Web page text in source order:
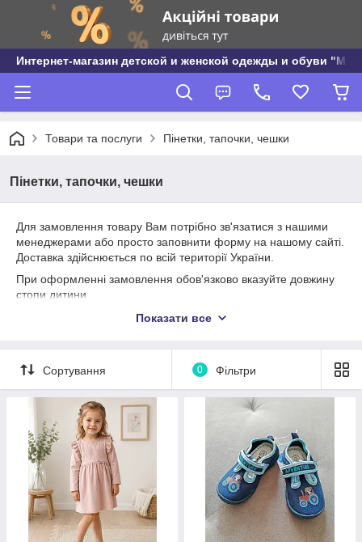
Интернет-магазин детской и женской одежды и обуви
Товари та послуги Пінетки, тапочки, чешки
Пінетки, тапочки, чешки
Для замовлення товару Вам потрібно зв'язатися з нашими
менеджерами або просто заповнити форму на нашому сайті.
Доставка здійснюється по всій території України.
При оформленні замовлення обов'язково вказуйте довжину
стопи дитини
(див. посилання в Замовленні "Залиште коментарі до
Показати все
Сортування 0 Фільтри